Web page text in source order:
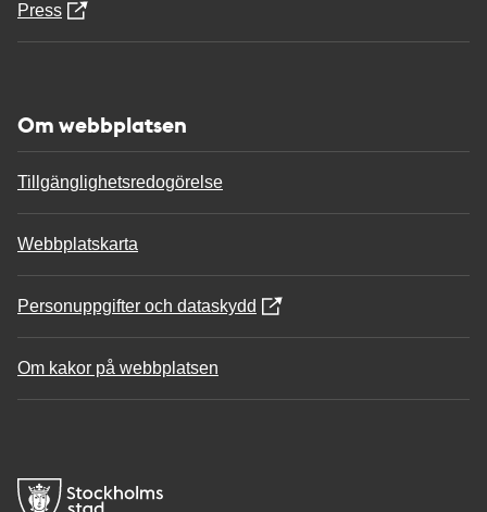
Press
Om webbplatsen
Tillgänglighetsredogörelse
Webbplatskarta
Personuppgifter och dataskydd
Om kakor på webbplatsen